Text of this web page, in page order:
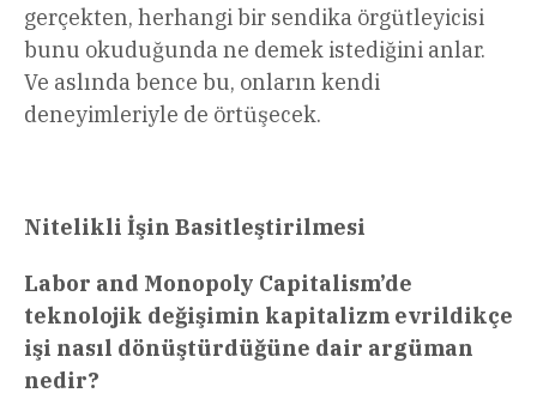
gerçekten, herhangi bir sendika örgütleyicisi
bunu okuduğunda ne demek istediğini anlar.
Ve aslında bence bu, onların kendi
deneyimleriyle de örtüşecek.
Nitelikli İşin Basitleştirilmesi
Labor and Monopoly Capitalism’de
teknolojik değişimin kapitalizm evrildikçe
işi nasıl dönüştürdüğüne dair argüman
nedir?